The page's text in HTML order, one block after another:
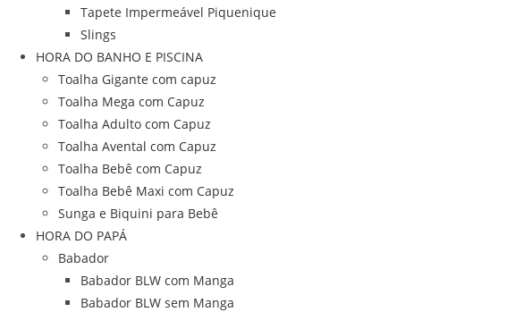
Tapete Impermeável Piquenique
Slings
HORA DO BANHO E PISCINA
Toalha Gigante com capuz
Toalha Mega com Capuz
Toalha Adulto com Capuz
Toalha Avental com Capuz
Toalha Bebê com Capuz
Toalha Bebê Maxi com Capuz
Sunga e Biquini para Bebê
HORA DO PAPÁ
Babador
Babador BLW com Manga
Babador BLW sem Manga